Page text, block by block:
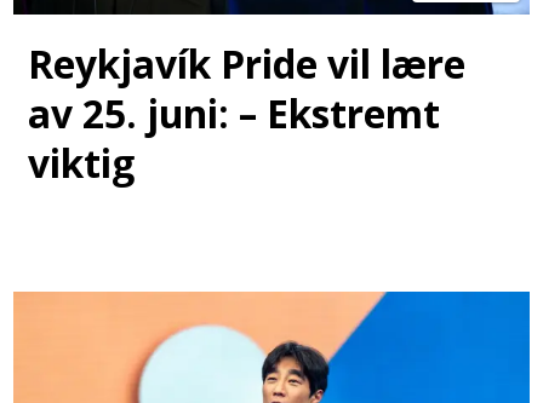
Reykjavík Pride vil lære
av 25. juni: – Ekstremt
viktig